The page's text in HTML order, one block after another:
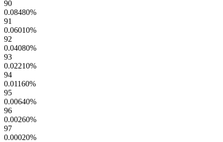
90
0.08480%
91
0.06010%
92
0.04080%
93
0.02210%
94
0.01160%
95
0.00640%
96
0.00260%
97
0.00020%